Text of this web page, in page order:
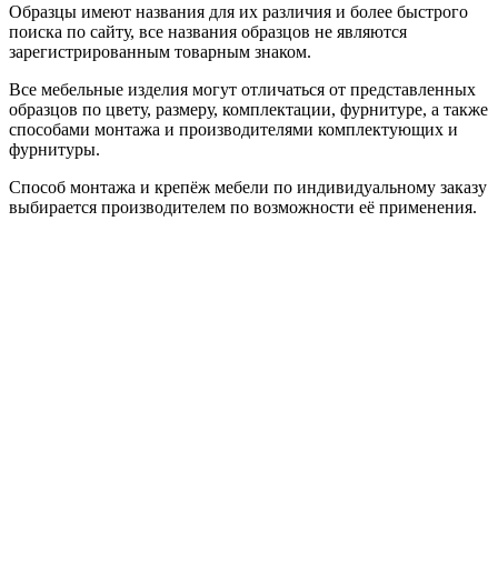
Образцы имеют названия для их различия и более быстрого
поиска по сайту, все названия образцов не являются
зарегистрированным товарным знаком.
Все мебельные изделия могут отличаться от представленных
образцов по цвету, размеру, комплектации, фурнитуре, а также
способами монтажа и производителями комплектующих и
фурнитуры.
Способ монтажа и крепёж мебели по индивидуальному заказу
выбирается производителем по возможности её применения.